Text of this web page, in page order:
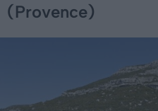
(Provence)